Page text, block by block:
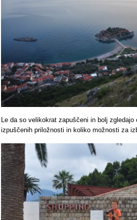
Le da so velikokrat zapuščeni in bolj
izpuščenih priložnosti in koliko možnosti za